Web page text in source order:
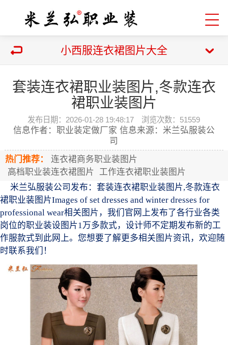
小西服连衣裙图片大全
套装连衣裙职业装图片,冬款连衣
裙职业装图片
发布日期：2026-01-28 19:48:17 浏览次数： 51559
信息作者：职业装定做厂家 信息来源：米兰弘服装公
司
热门推荐：
连衣裙商务职业装图片
高档职业装连衣裙图片
工作连衣裙职业装图片
米兰弘服装公司发布：套装连衣裙职业装图片,冬款连衣
裙职业装图片Images of set dresses and winter dresses for
professional wear相关图片，我们官网上发布了各行业各类
岗位的职业装设图片1万多款式，设计师不定期发布新的工
作服款式到此网上。您想要了解更多相关图片资讯，欢迎随
时联系我们！